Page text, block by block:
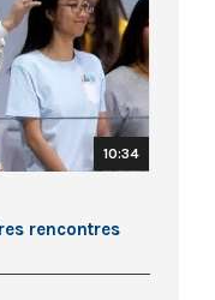
10:34
rencontres